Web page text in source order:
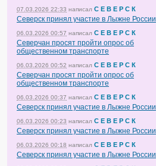
07.03.2026 22:33 написал С Е В Е Р С К
Северск принял участие в Лыжне России
06.03.2026 00:57 написал С Е В Е Р С К
Северчан просят пройти опрос об
общественном транспорте
06.03.2026 00:52 написал С Е В Е Р С К
Северчан просят пройти опрос об
общественном транспорте
06.03.2026 00:37 написал С Е В Е Р С К
Северск принял участие в Лыжне России
06.03.2026 00:23 написал С Е В Е Р С К
Северск принял участие в Лыжне России
06.03.2026 00:18 написал С Е В Е Р С К
Северск принял участие в Лыжне России